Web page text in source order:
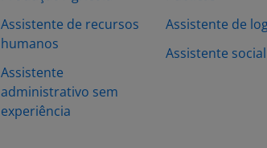
Assistente de recursos
humanos
Assistente
administrativo sem
experiência
Assistente de
Assistente social